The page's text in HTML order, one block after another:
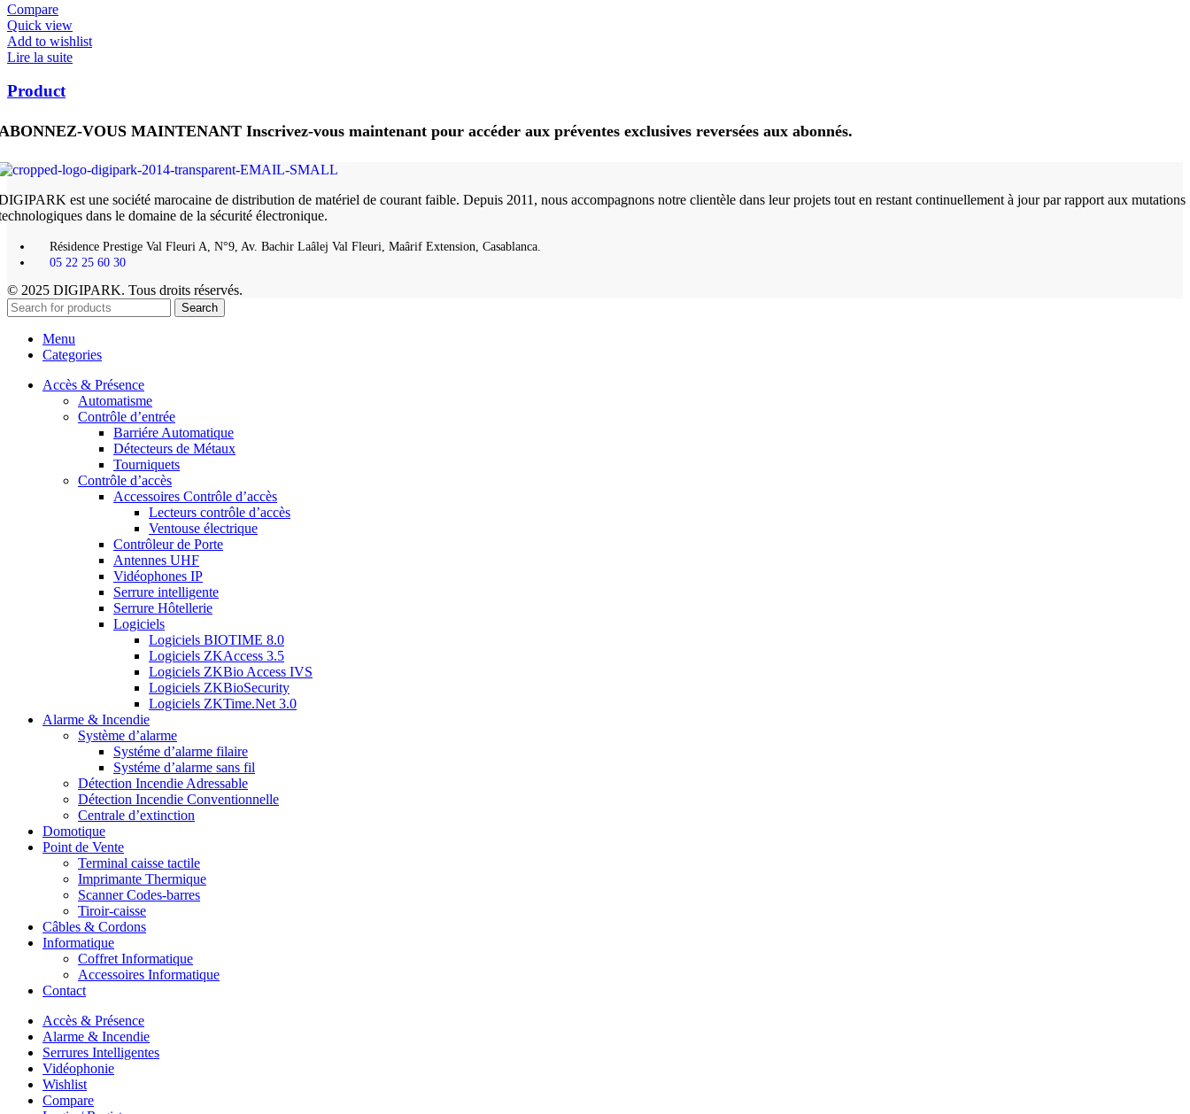
Compare
Quick view
Add to wishlist
Lire la suite
Product
VOUS MAINTENANT Inscrivez-vous maintenant pour accéder aux préventes exclusives reversées aux abonnés.
est une société marocaine de distribution de matériel de courant faible. Depuis 2011, nous accompagnons notre clientèle dans leur projets tout en restant continuellement à jour par rapport aux mutations
dans le domaine de la sécurité électronique.
Résidence Prestige Val Fleuri A, N°9, Av. Bachir Laâlej Val Fleuri, Maârif Extension, Casablanca.
05 22 25 60 30
© 2025 DIGIPARK. Tous droits réservés.
Search
Menu
Categories
Accès & Présence
Automatisme
Contrôle d’entrée
Barriére Automatique
Détecteurs de Métaux
Tourniquets
Contrôle d’accès
Accessoires Contrôle d’accès
Lecteurs contrôle d’accès
Ventouse électrique
Contrôleur de Porte
Antennes UHF
Vidéophones IP
Serrure intelligente
Serrure Hôtellerie
Logiciels
Logiciels BIOTIME 8.0
Logiciels ZKAccess 3.5
Logiciels ZKBio Access IVS
Logiciels ZKBioSecurity
Logiciels ZKTime.Net 3.0
Alarme & Incendie
Système d’alarme
Systéme d’alarme filaire
Systéme d’alarme sans fil
Détection Incendie Adressable
Détection Incendie Conventionnelle
Centrale d’extinction
Domotique
Point de Vente
Terminal caisse tactile
Imprimante Thermique
Scanner Codes-barres
Tiroir-caisse
Câbles & Cordons
Informatique
Coffret Informatique
Accessoires Informatique
Contact
Accès & Présence
Alarme & Incendie
Serrures Intelligentes
Vidéophonie
Wishlist
Compare